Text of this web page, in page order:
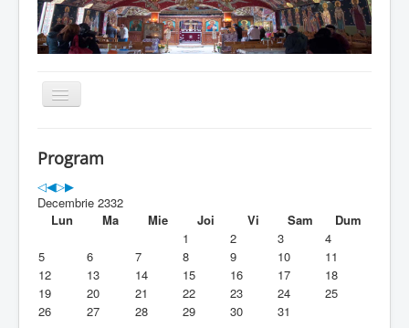
Duhovnicesti
Alte legaturi
Biblioteca Parohiei
Program
Decembrie 2332
Lun
Ma Mie Joi Vi Sam
Dum
1
2 3
4
5
6 7 8 9 10
11
12
13 14 15 16 17
18
19
20 21 22 23 24
25
26
27 28 29 30 31